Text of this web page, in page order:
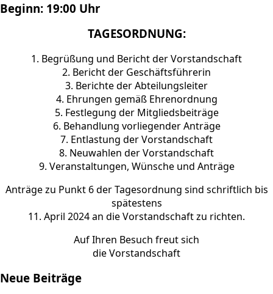
Beginn: 19:00 Uhr
TAGESORDNUNG:
1. Begrüßung und Bericht der Vorstandschaft
2. Bericht der Geschäftsführerin
3. Berichte der Abteilungsleiter
4. Ehrungen gemäß Ehrenordnung
5. Festlegung der Mitgliedsbeiträge
6. Behandlung vorliegender Anträge
7. Entlastung der Vorstandschaft
8. Neuwahlen der Vorstandschaft
9. Veranstaltungen, Wünsche und Anträge
Anträge zu Punkt 6 der Tagesordnung sind schriftlich bis
spätestens
11. April 2024 an die Vorstandschaft zu richten.
Auf Ihren Besuch freut sich
die Vorstandschaft
Neue Beiträge